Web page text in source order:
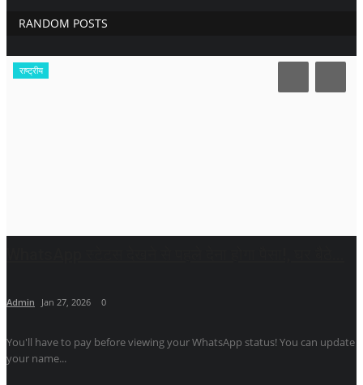
RANDOM POSTS
राष्ट्रीय
Admin Jan 27, 2026 0
You'll have to pay before viewing your WhatsApp status! You can update
your name...